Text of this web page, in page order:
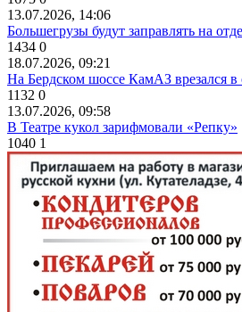
13.07.2026, 14:06
Большегрузы будут заправлять на
1434 0
18.07.2026, 09:21
На Бердском шоссе КамАЗ врезался в
1132 0
13.07.2026, 09:58
В Театре кукол зарифмовали «Репку»
1040 1